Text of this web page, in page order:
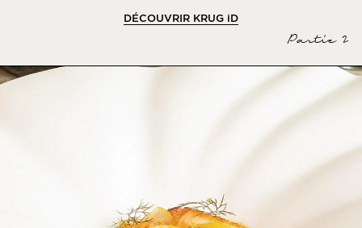
DÉCOUVRIR KRUG iD
Partie 2